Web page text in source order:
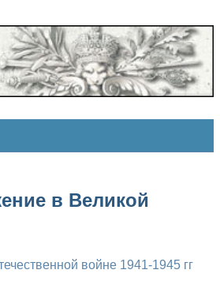
в Великой
войне 1941-1945 гг